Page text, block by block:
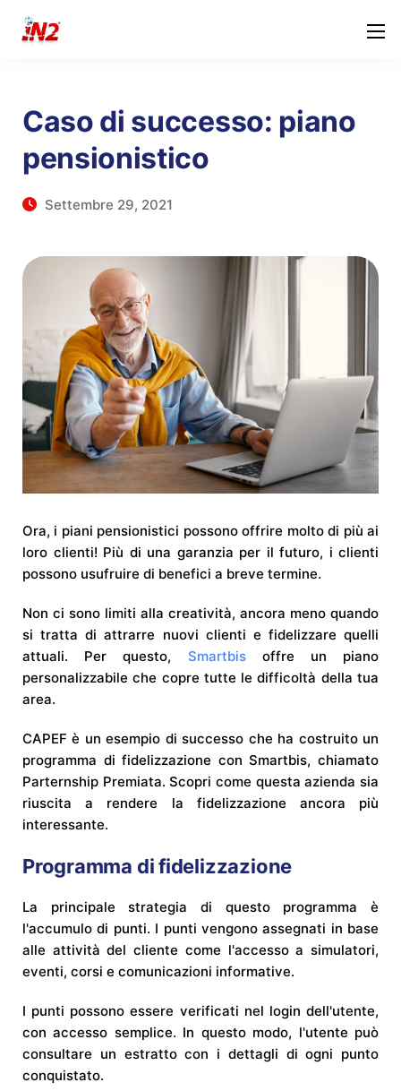
Caso di successo: piano
pensionistico
Settembre 29, 2021
Ora, i piani pensionistici possono offrire molto di più ai
loro clienti! Più di una garanzia per il futuro, i clienti
possono usufruire di benefici a breve termine.
Non ci sono limiti alla creatività, ancora meno quando
si tratta di attrarre nuovi clienti e fidelizzare quelli
attuali. Per questo, Smartbisoffre un piano
personalizzabile che copre tutte le difficoltà della tua
area.
CAPEF è un esempio di successo che ha costruito un
programma di fidelizzazione con Smartbis, chiamato
Parternship Premiata. Scopri come questa azienda sia
riuscita a rendere la fidelizzazione ancora più
interessante.
Programma di fidelizzazione
La principale strategia di questo programma è
l'accumulo di punti. I punti vengono assegnati in base
alle attività del cliente come l'accesso a simulatori,
eventi, corsi e comunicazioni informative.
I punti possono essere verificati nel login dell'utente,
con accesso semplice. In questo modo, l'utente può
consultare un estratto con i dettagli di ogni punto
conquistato.